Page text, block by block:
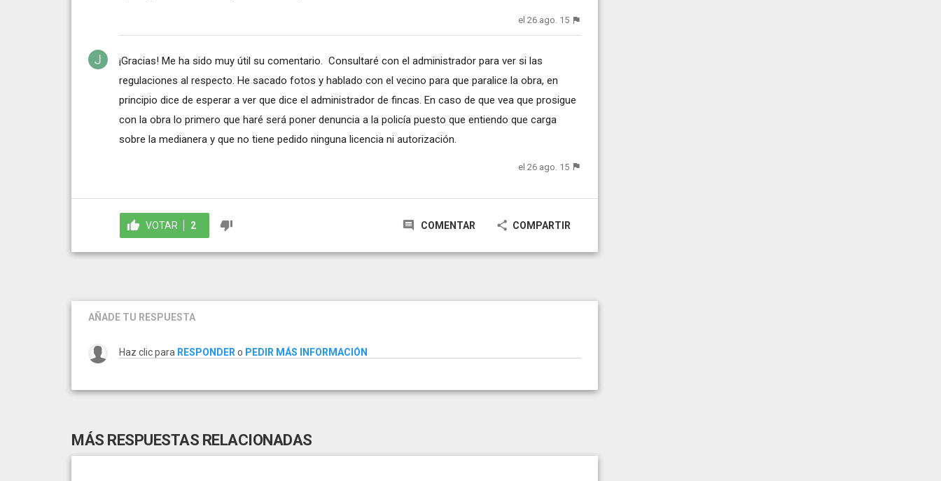
el 26 ago. 15
¡Gracias! Me ha sido muy útil su comentario. Consultaré con el administrador para ver si las
regulaciones al respecto. He sacado fotos y hablado con el vecino para que paralice la obra, en
principio dice de esperar a ver que dice el administrador de fincas. En caso de que vea que prosigue
con la obra lo primero que haré será poner denuncia a la policía puesto que entiendo que carga
sobre la medianera y que no tiene pedido ninguna licencia ni autorización.
el 26 ago. 15
VOTAR 2 COMENTAR COMPARTIR
AÑADE TU RESPUESTA
Haz clic para RESPONDER o PEDIR MÁS INFORMACIÓN
MÁS RESPUESTAS RELACIONADAS